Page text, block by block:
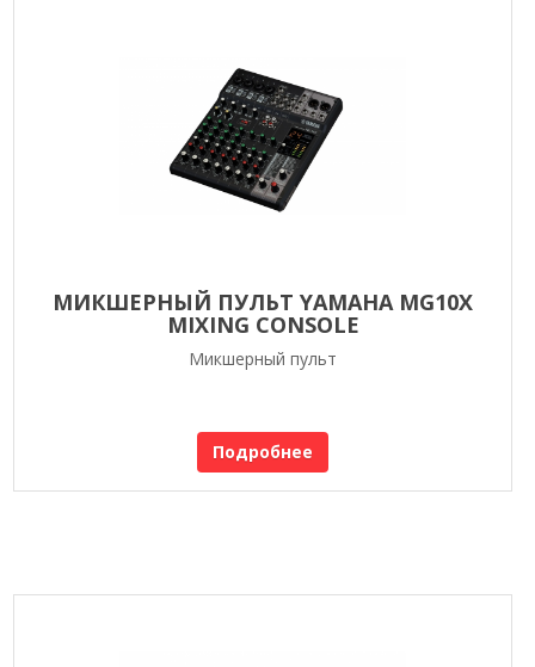
МИКШЕРНЫЙ ПУЛЬТ YAMAHA MG10X
MIXING CONSOLE
Микшерный пульт
Подробнее